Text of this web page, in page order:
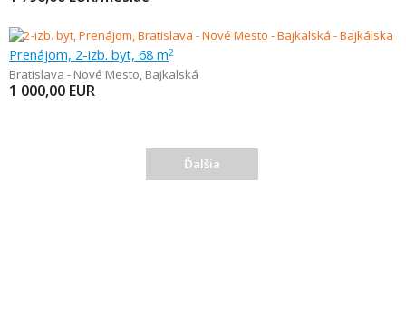
Prenájom, 2-izb. byt, 68 m2
Bratislava - Nové Mesto, Bajkalská
1 000,00 EUR
Ďalšia